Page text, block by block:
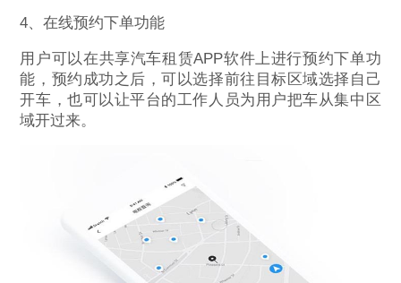
4、在线预约下单功能
用户可以在共享汽车租赁APP软件上进行预约下单功
能，预约成功之后，可以选择前往目标区域选择自己
开车，也可以让平台的工作人员为用户把车从集中区
域开过来。